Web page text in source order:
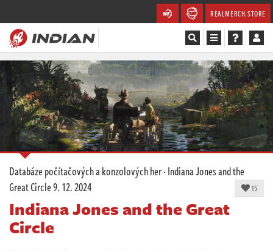
REALMERCH.STORE
Magazín
Recenze
Videa
Soutěže
Databáze
Komunita
Databáze počítačových a konzolových her·Indiana Jones and the
Great Circle9. 12. 2024 15
Indiana Jones and the Great
Circle